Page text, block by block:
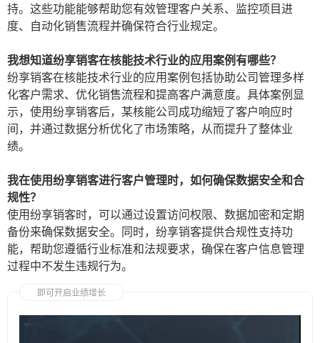
持。这些功能能够帮助您有效管理客户关系、监控项目进
度、自动化销售流程并确保符合行业规定。
我想知道纷享销客在核能技术行业的应用案例有哪些？
纷享销客在核能技术行业的应用案例包括协助公司管理多样
化客户需求、优化销售流程和提高客户满意度。具体案例显
示，使用纷享销客后，某核能公司成功缩短了客户响应时
间，并通过数据分析优化了市场策略，从而提升了整体业
绩。
我在使用纷享销客进行客户管理时，如何确保数据安全和合
规性？
使用纷享销客时，可以通过设置访问权限、数据加密和定期
备份来确保数据安全。同时，纷享销客提供合规性支持功
能，帮助您遵循行业标准和法规要求，确保在客户信息管理
过程中不发生违规行为。
即可开启业绩增长